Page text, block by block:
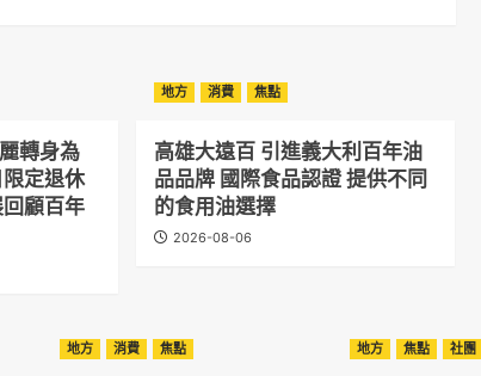
轉身為
定退休
顧百年
地方 消費 焦點
高雄大遠百 引進義大利百年油
品品牌 國際食品認證 提供不同
的食用油選擇
2026-08-06
地方 消費 焦點 地方 焦點 社團